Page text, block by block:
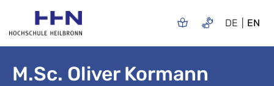
DE EN
M.Sc. Oliver Kormann